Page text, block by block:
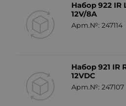
Набор 922 IR
12V/8A
Арт.№: 247114
Набор 921 IR
12VDC
Арт.№: 247107